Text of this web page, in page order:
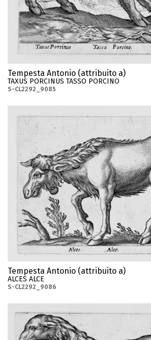
Tempesta Antonio (attribuito a)
TAXUS PORCINUS TASSO PORCINO
S-CL2292_9085
Tempesta Antonio (attribuito a)
ALCES ALCE
S-CL2292_9086